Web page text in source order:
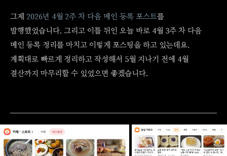
그제 2026년 4월 2주 차 다음 메인 등록 포스트를
발행했었습니다. 그리고 이틀 뒤인 오늘 바로 4월 3주 차 다음
메인 등록 정리를 마치고 이렇게 포스팅을 하고 있는데요.
계획대로 빠르게 정리하고 작성해서 5월 지나기 전에 4월
결산까지 마무리할 수 있었으면 좋겠습니다.